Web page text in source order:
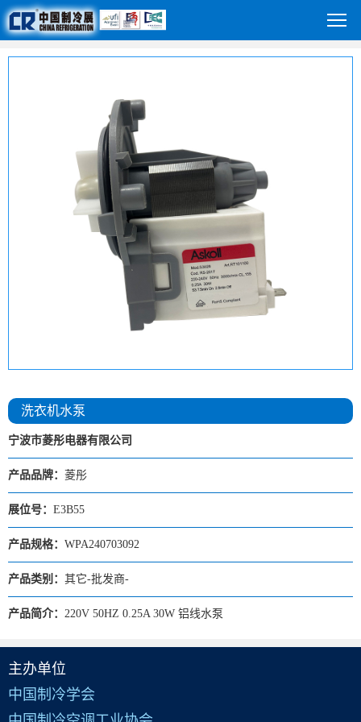
洗衣机水泵
宁波市菱彤电器有限公司
产品品牌： 菱彤
展位号： E3B55
产品规格： WPA240703092
产品类别： 其它-批发商-
产品简介： 220V 50HZ 0.25A 30W 铝线水泵
主办单位
中国制冷学会